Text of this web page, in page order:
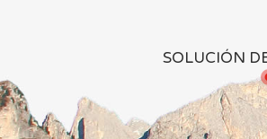
SOLUCIÓN